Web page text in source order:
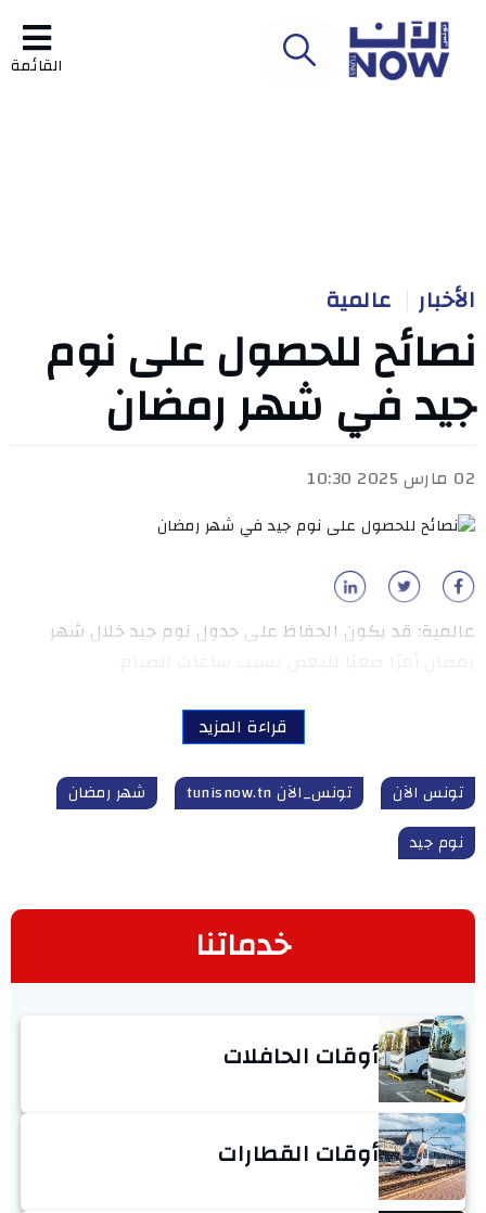
القائمة
الأخبار عالمية
نصائح للحصول على نوم
جيد في شهر رمضان
02 مارس 2025 10:30
عالمية: قد يكون الحفاظ على جدول نوم جيد خلال شهر
قراءة المزيد
تونس الآن تونس_الآن tunisnow.tn
شهر رمضان
نوم جيد
خدماتنا
أوقات الحافلات
أوقات القطارات